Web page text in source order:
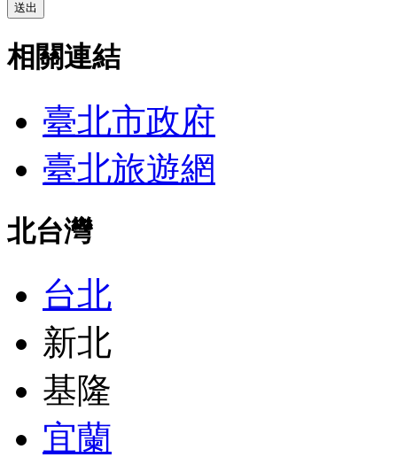
送出
相關連結
臺北市政府
臺北旅遊網
北台灣
台北
新北
基隆
宜蘭